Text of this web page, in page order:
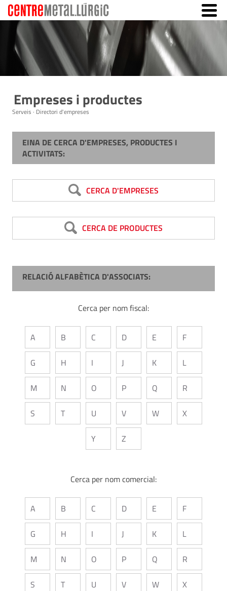
Empreses i productes
Serveis · Directori d'empreses
EINA DE CERCA D'EMPRESES, PRODUCTES I
ACTIVITATS:
CERCA D'EMPRESES
CERCA DE PRODUCTES
RELACIÓ ALFABÈTICA D'ASSOCIATS:
Cerca per nom fiscal:
A B C D E F
G H I J K L
M N O P Q R
S T U V W X
Y Z
Cerca per nom comercial:
A B C D E F
G H I J K L
M N O P Q R
S T U V W X